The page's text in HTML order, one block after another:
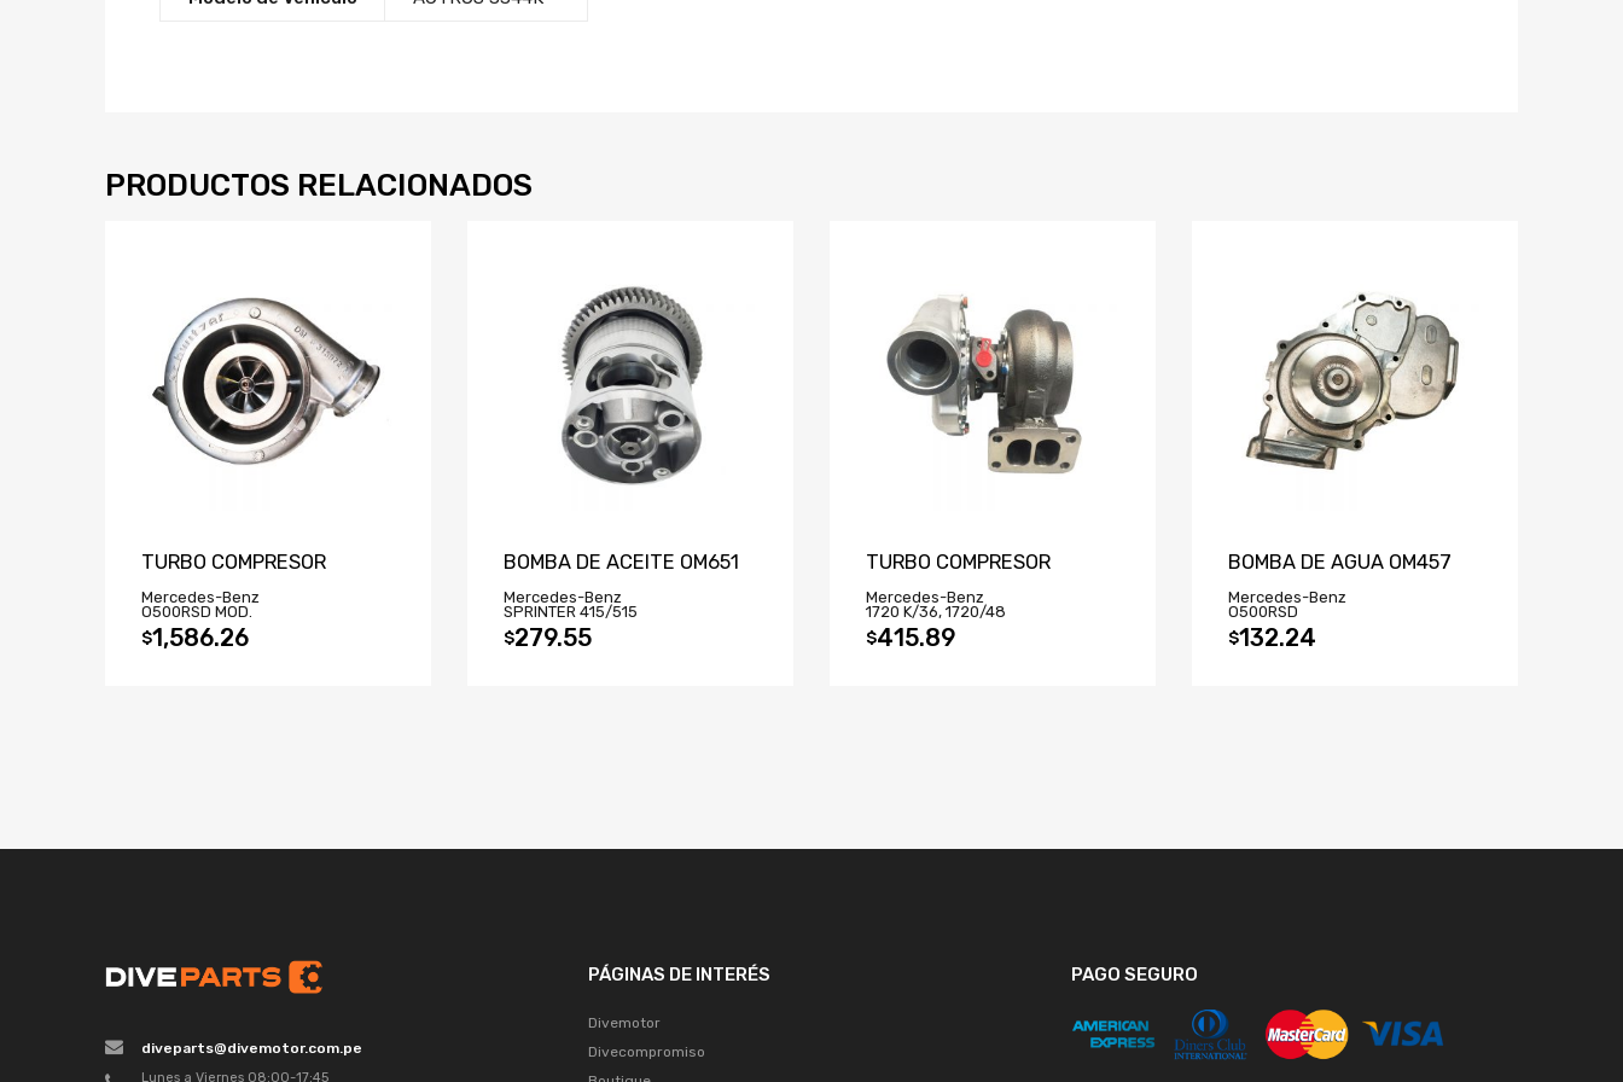
PRODUCTOS RELACIONADOS
TURBO COMPRESOR
Mercedes-Benz
O500RSD MOD.
$1,586.26
BOMBA DE ACEITE OM651
Mercedes-Benz
SPRINTER 415/515
$279.55
TURBO COMPRESOR
Mercedes-Benz
1720 K/36, 1720/48
$415.89
BOMBA DE AGUA OM457
Mercedes-Benz
O500RSD
$132.24
diveparts@divemotor.com.pe
Lunes a Viernes 08:00-17:45
PÁGINAS DE INTERÉS
Divemotor
Divecompromiso
PAGO SEGURO